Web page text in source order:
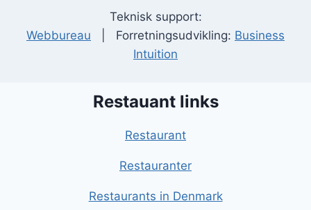
Teknisk support:
Webbureau | Forretningsudvikling: Business
Intuition
Restauant links
Restaurant
Restauranter
Restaurants in Denmark